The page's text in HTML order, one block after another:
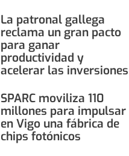
La patronal gallega
reclama un gran pacto
para ganar
productividad y
acelerar las inversiones
SPARC moviliza 110
millones para impulsar
en Vigo una fábrica de
chips fotónicos